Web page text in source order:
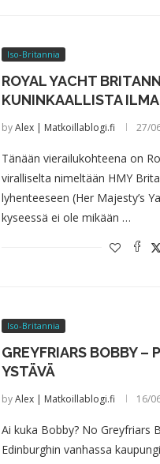
Iso-Britannia
ROYAL YACHT
KUNINKAALLISTA
byAlex | Matkoillablogi.fi 27/
Tänään vierailukohteena on
viralliselta nimeltään HMY
lyhenteeseen (Her Majesty’s
kyseessä ei ole mikään …
Iso-Britannia
GREYFRIARS BOBBY –
YSTÄVÄ
byAlex | Matkoillablogi.fi 16/
Ai kuka Bobby? No Greyfriars
Edinburghin vanhassa